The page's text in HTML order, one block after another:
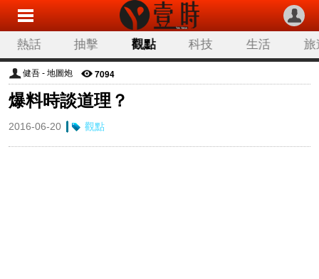
熱話 抽擊 觀點 科技 生活 旅
健吾 - 地圖炮 7094
爆料時談道理？
2016-06-20 觀點